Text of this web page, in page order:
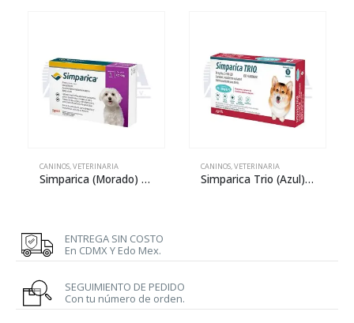
CANINOS,VETERINARIA
Simparica (Morado) 10 mg – 1 tableta
CANINOS,VETERINARIA
Simparica Trio (Azul) 24 mg – 1 tableta
ENTREGA SIN COSTO
En CDMX Y Edo Mex.
SEGUIMIENTO DE PEDIDO
Con tu número de orden.